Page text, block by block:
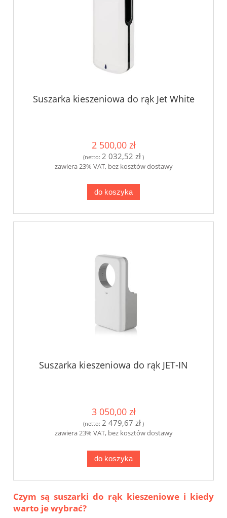
Suszarka kieszeniowa do rąk Jet White
2 500,00 zł
(netto: 2 032,52 zł )
zawiera 23% VAT, bez kosztów dostawy
do koszyka
Suszarka kieszeniowa do rąk JET-IN
3 050,00 zł
(netto: 2 479,67 zł )
zawiera 23% VAT, bez kosztów dostawy
do koszyka
Czym są suszarki do rąk kieszeniowe i kiedy
warto je wybrać?